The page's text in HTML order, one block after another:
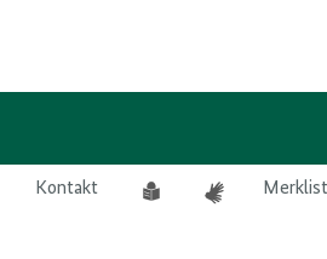
Kontakt
Leichte